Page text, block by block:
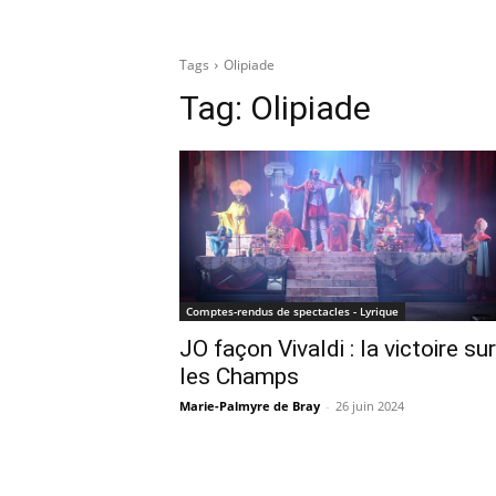
Tags Olipiade
Tag: Olipiade
Comptes-rendus de spectacles - Lyrique
JO façon Vivaldi : la victoire sur
les Champs
Marie-Palmyre de Bray - 26 juin 2024